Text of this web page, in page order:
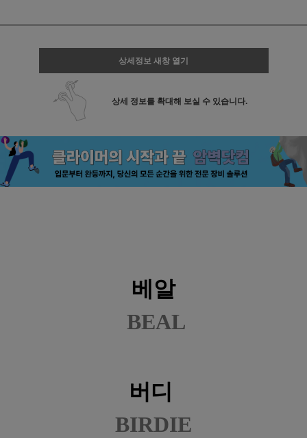
상세정보 새창 열기
상세 정보를 확대해 보실 수 있습니다.
베알
BEAL
버디
BIRDIE